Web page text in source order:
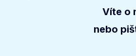
Víte o
nebo